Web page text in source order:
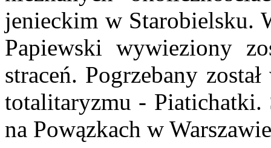
jenieckim w Starobielsku.
Papiewski wywieziony
straceń. Pogrzebany
totalitaryzmu - Piatichatki.
na Powązkach w